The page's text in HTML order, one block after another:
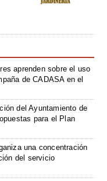
aprenden sobre el uso
de CADASA en el
del Ayuntamiento de
para el Plan
una concentración
del servicio